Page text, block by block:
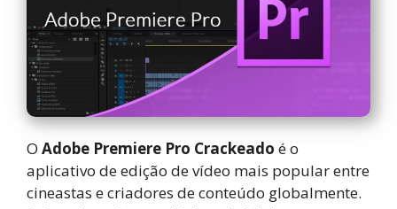
O Adobe Premiere Pro Crackeado é o
aplicativo de edição de vídeo mais popular entre
cineastas e criadores de conteúdo globalmente.